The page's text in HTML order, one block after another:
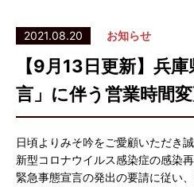
2021.08.20 お知らせ
【9月13日更新】兵
言」に伴う営業時間
日頃よりみそ吟をご愛顧いただき
新型コロナウイルス感染症の感染
緊急事態宣言の発出の要請に従い